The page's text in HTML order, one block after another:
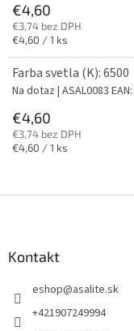
€4,60
€3,74 bez DPH
Jednotková
€4,60 / 1 ks
Farba svetla (K): 6500
Na dotaz | ASAL0083 EAN:
€4,60
€3,74 bez DPH
Jednotková
€4,60 / 1 ks
Kontakt
eshop@asalite.sk
+421907249994